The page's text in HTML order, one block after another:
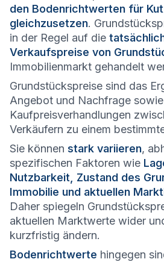
den Bodenrichtwerten für
gleichzusetzen.
in der Regel auf die
Verkaufspreise von
Immobilienmarkt gehandelt
Grundstückspreise sind das
Angebot und Nachfrage
Kaufpreisverhandlungen
Verkäufern zu einem
Sie können stark variieren,
spezifischen Faktoren wie
Nutzbarkeit, Zustand des
Immobilie und aktuellen
Daher spiegeln
aktuellen Marktwerte wider
kurzfristig ändern.
Bodenrichtwerte hingegen